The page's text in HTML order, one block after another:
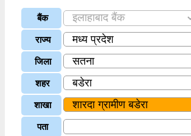
बैंक
राज्य
जिला
शहर
शाखा
पता